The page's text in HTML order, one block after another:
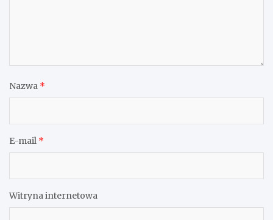
Nazwa *
E-mail *
Witryna internetowa